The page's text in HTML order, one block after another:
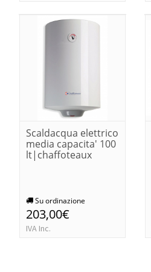
Scaldacqua elettrico
media capacita' 100
lt|chaffoteaux
Su ordinazione
203,00€
IVA Inc.